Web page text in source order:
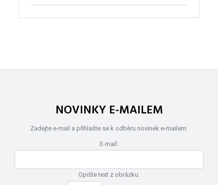
NOVINKY E-MAILEM
Zadejte e-mail a přihlašte se k odběru novinek e-mailem.
E-mail:
Opište text z obrázku: